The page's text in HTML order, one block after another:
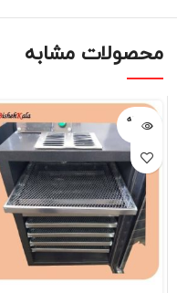
محصولات مشابه
فروخته
شده